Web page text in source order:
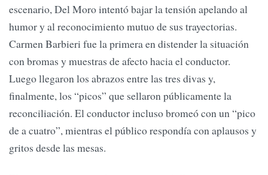
escenario, Del Moro intentó bajar la tensión apelando al
humor y al reconocimiento mutuo de sus trayectorias.
Carmen Barbieri fue la primera en distender la situación
con bromas y muestras de afecto hacia el conductor.
Luego llegaron los abrazos entre las tres divas y,
finalmente, los “picos” que sellaron públicamente la
reconciliación. El conductor incluso bromeó con un “pico
de a cuatro”, mientras el público respondía con aplausos y
gritos desde las mesas.